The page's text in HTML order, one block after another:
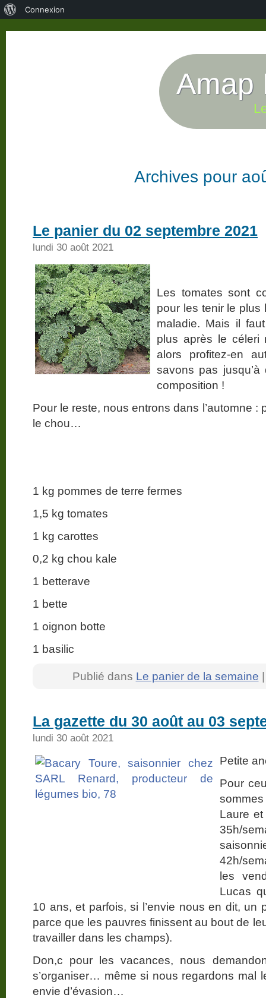
Amap
Archives pour
Le panier du 02 septembre 2021
lundi 30 août 2021
Les tomates sont
pour les tenir le
maladie. Mais il
plus après le céleri
alors profitez-en
savons pas
composition !
Pour le reste, nous entrons dans l’automne
le chou…
1 kg pommes de terre fermes
1,5 kg tomates
1 kg carottes
0,2 kg chou kale
1 betterave
1 bette
1 oignon botte
1 basilic
Publié dans Le panier de la semaine
La gazette du 30 août au 03
lundi 30 août 2021
Petite
Pour
Laure
35h/
42h/
les
Lucas
10 ans, et parfois, si l’envie nous en dit, un
parce que les pauvres finissent au bout de
travailler dans les champs).
Don,c pour les vacances, nous
s’organiser… même si nous regardons mal
envie d’évasion…
Connexion